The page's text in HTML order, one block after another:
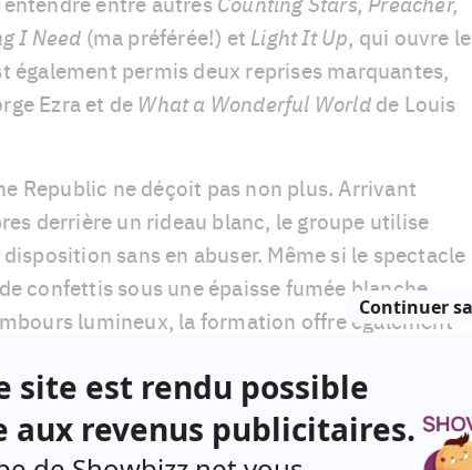
I Need (ma préférée!) et Light It Up, qui ouvre le
également permis deux reprises marquantes,
Ezra et de What a Wonderful Worldde Louis
Republic ne déçoit pas non plus. Arrivant
derrière un rideau blanc, le groupe utilise
sans en abuser. Même si le spectacle
confettis sous une épaisse fumée blanche
lumineux, la formation offre également
à son public alors que les membres du groupe
au centre du parterre pour interpréter
Le chanteur, Ryan Tedder, se déplace
l'autre de la scène afin que tous les spectateurs